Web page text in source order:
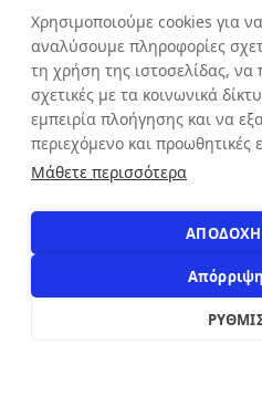
Σάββατο:
Κυριακή:
ΕΠΙΚΟΙΝΩΝΙΑ
Χρησιμοποιούμε cookies για
αναλύσουμε πληροφορίες
τη χρήση της ιστοσελίδας, να
σχετικές με τα κοινωνικά
εμπειρία πλοήγησης και να
περιεχόμενο και προωθητικές
Μάθετε περισσότερα